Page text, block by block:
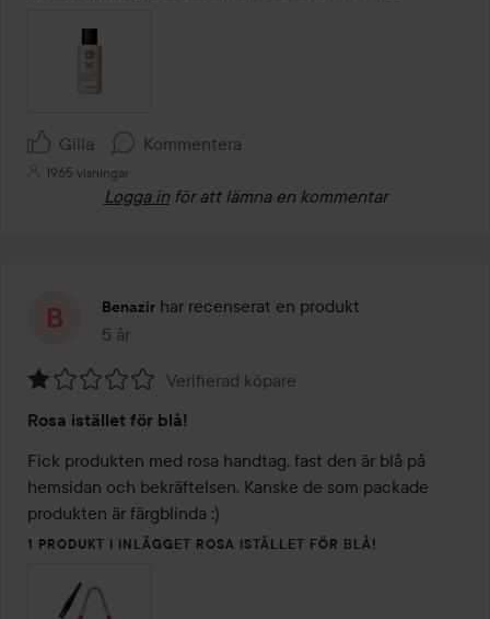
Gilla Kommentera
1965 visningar
Logga in för att lämna en kommentar
Benazir har recenserat en produkt
5 år
Inlägget skapades 5 år
1
av
5
Verifierad köpare
Rosa istället för blå!
Fick produkten med rosa handtag, fast den är blå på
hemsidan och bekräftelsen. Kanske de som packade
produkten är färgblinda :)
1 PRODUKT I INLÄGGET ROSA ISTÄLLET FÖR BLÅ!